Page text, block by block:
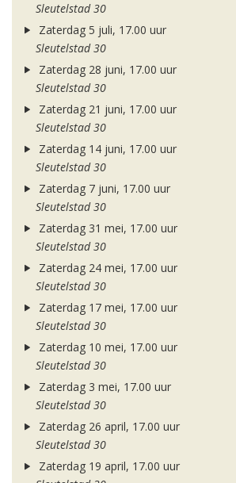
Sleutelstad 30
Zaterdag 5 juli, 17.00 uur
Sleutelstad 30
Zaterdag 28 juni, 17.00 uur
Sleutelstad 30
Zaterdag 21 juni, 17.00 uur
Sleutelstad 30
Zaterdag 14 juni, 17.00 uur
Sleutelstad 30
Zaterdag 7 juni, 17.00 uur
Sleutelstad 30
Zaterdag 31 mei, 17.00 uur
Sleutelstad 30
Zaterdag 24 mei, 17.00 uur
Sleutelstad 30
Zaterdag 17 mei, 17.00 uur
Sleutelstad 30
Zaterdag 10 mei, 17.00 uur
Sleutelstad 30
Zaterdag 3 mei, 17.00 uur
Sleutelstad 30
Zaterdag 26 april, 17.00 uur
Sleutelstad 30
Zaterdag 19 april, 17.00 uur